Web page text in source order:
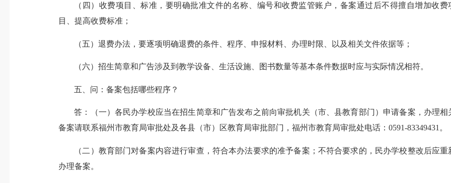
（四）收费项目、标准，要明确批准文件的名称、编号和收费监管账户，备案通过后不得擅自增加收费
目、提高收费标准；
（五）退费办法，要逐项明确退费的条件、程序、申报材料、办理时限、以及相关文件依据等；
（六）招生简章和广告涉及到教学设备、生活设施、图书数量等基本条件数据时应与实际情况相符。
五、问：备案包括哪些程序？
答：（一）各民办学校应当在招生简章和广告发布之前向审批机关（市、县教育部门）申请备案，办理相
备案请联系福州市教育局审批处及各县（市）区教育局审批部门，福州市教育局审批处电话：0591-83349431。
（二）教育部门对备案内容进行审查，符合本办法要求的准予备案；不符合要求的，民办学校整改后应重
办理备案。